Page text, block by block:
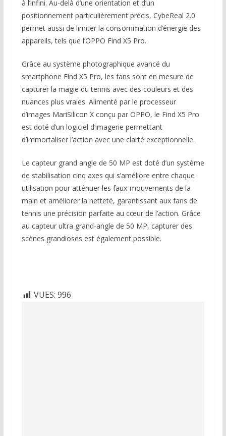
à l’infini. Au-delà d’une orientation et d’un
positionnement particulièrement précis, CybeReal 2.0
permet aussi de limiter la consommation d’énergie des
appareils, tels que l’OPPO Find X5 Pro.
Grâce au système photographique avancé du
smartphone Find X5 Pro, les fans sont en mesure de
capturer la magie du tennis avec des couleurs et des
nuances plus vraies. Alimenté par le processeur
d’images MariSilicon X conçu par OPPO, le Find X5 Pro
est doté d’un logiciel d’imagerie permettant
d’immortaliser l’action avec une clarté exceptionnelle.
Le capteur grand angle de 50 MP est doté d’un système
de stabilisation cinq axes qui s’améliore entre chaque
utilisation pour atténuer les faux-mouvements de la
main et améliorer la netteté, garantissant aux fans de
tennis une précision parfaite au cœur de l’action. Grâce
au capteur ultra grand-angle de 50 MP, capturer des
scènes grandioses est également possible.
VUES: 996